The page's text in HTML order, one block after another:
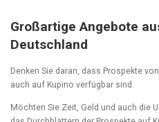
Großartige Angebote
Deutschland
Denken Sie daran, dass Prospekte von
auch auf Kupino verfügbar sind.
Möchten Sie Zeit, Geld und auch die